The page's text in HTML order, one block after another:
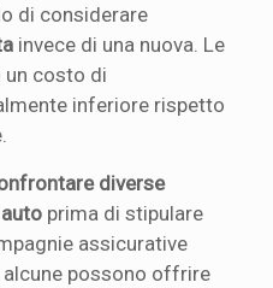
di considerare
invece di una nuova. Le
un costo di
inferiore rispetto
diverse
prima di stipulare
assicurative
possono offrire